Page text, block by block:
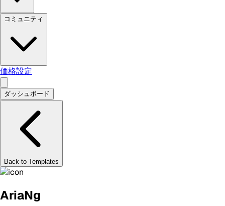
コミュニティ
価格設定
ダッシュボード
Back to Templates
AriaNg